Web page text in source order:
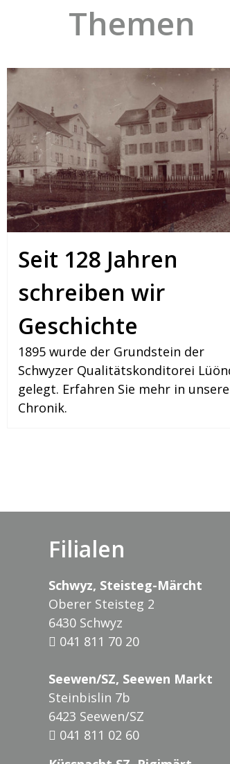
Themen
Seit 128 Jahren
schreiben wir
Geschichte
1895 wurde der Grundstein der
Schwyzer Qualitätskonditorei
gelegt. Erfahren Sie mehr in
Chronik.
Filialen
Schwyz, Steisteg-Märcht
Oberer Steisteg 2
6430 Schwyz
041 811 70 20
Seewen/SZ, Seewen Markt
Steinbislin 7b
6423 Seewen/SZ
041 811 02 60